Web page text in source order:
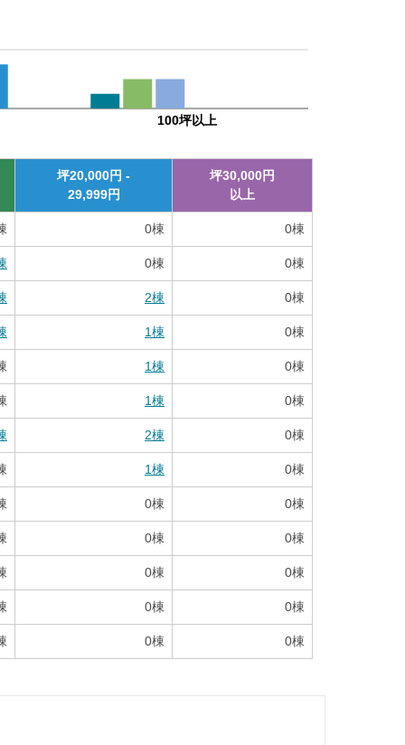
100坪以上
坪20,000円 -
29,999円
坪30,000円
以上
0棟 0棟
0棟 0棟
2棟 0棟
1棟 0棟
1棟 0棟
1棟 0棟
2棟 0棟
1棟 0棟
0棟 0棟
0棟 0棟
0棟 0棟
0棟 0棟
0棟 0棟